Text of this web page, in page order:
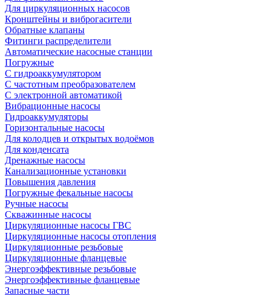
Для циркуляционных насосов
Кронштейны и виброгасители
Обратные клапаны
Фитинги распределители
Автоматические насосные станции
Погружные
С гидроаккумулятором
С частотным преобразователем
С электронной автоматикой
Вибрационные насосы
Гидроаккумуляторы
Горизонтальные насосы
Для колодцев и открытых водоёмов
Для конденсата
Дренажные насосы
Канализационные установки
Повышения давления
Погружные фекальные насосы
Ручные насосы
Скважинные насосы
Циркуляционные насосы ГВС
Циркуляционные насосы отопления
Циркуляционные резьбовые
Циркуляционные фланцевые
Энергоэффективные резьбовые
Энергоэффективные фланцевые
Запасные части